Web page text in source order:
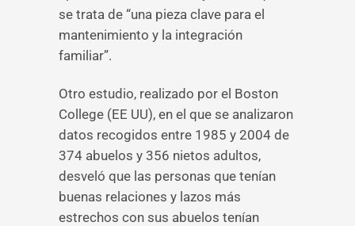
se trata de “una pieza clave para el
mantenimiento y la integración
familiar”.
Otro estudio, realizado por el Boston
College (EE UU), en el que se analizaron
datos recogidos entre 1985 y 2004 de
374 abuelos y 356 nietos adultos,
desveló que las personas que tenían
buenas relaciones y lazos más
estrechos con sus abuelos tenían